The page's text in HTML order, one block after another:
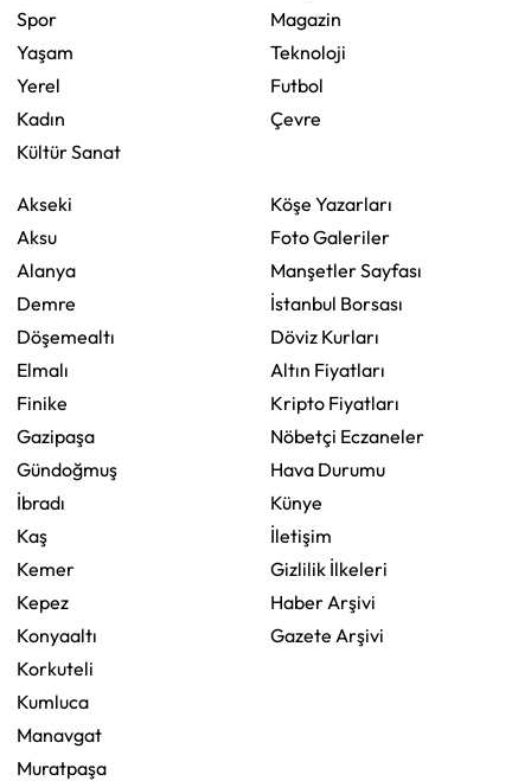
Spor
Yaşam
Yerel
Kadın
Kültür Sanat
Magazin
Teknoloji
Futbol
Çevre
Akseki
Aksu
Alanya
Demre
Döşemealtı
Elmalı
Finike
Gazipaşa
Gündoğmuş
İbradı
Kaş
Kemer
Kepez
Konyaaltı
Korkuteli
Kumluca
Manavgat
Muratpaşa
Köşe Yazarları
Foto Galeriler
Manşetler Sayfası
İstanbul Borsası
Döviz Kurları
Altın Fiyatları
Kripto Fiyatları
Nöbetçi Eczaneler
Hava Durumu
Künye
İletişim
Gizlilik İlkeleri
Haber Arşivi
Gazete Arşivi